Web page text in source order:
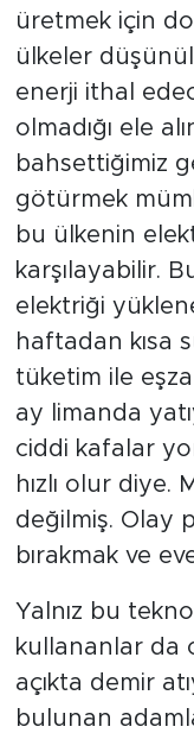
üretmek için
ülkeler
enerji ithal
olmadığı ele
bahsettiğimiz
götürmek
bu ülkenin
karşılayabilir.
elektriği
haftadan kısa
tüketim ile
ay limanda
ciddi kafalar
hızlı olur diye.
değilmiş. Olay
bırakmak ve
Yalnız bu
kullananlar da
açıkta demir
bulunan